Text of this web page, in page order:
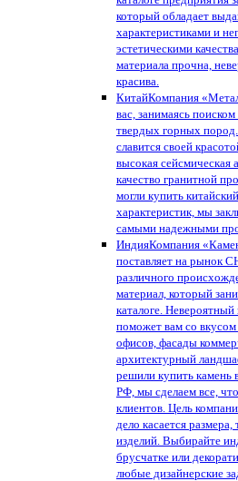
который обладает
характеристиками и
эстетическими
материала прочна,
красива.
КитайКомпания
вас, занимаясь
твердых горных
славится своей
высокая сейсмическая
качество гранитной
могли купить
характеристик, мы
самыми надежными
ИндияКомпания
поставляет на рынок
различного
материал, который
каталоге.
поможет вам со
офисов, фасады
архитектурный
решили купить камень
РФ, мы сделаем все,
клиентов. Цель
дело касается
изделий. Выбирайте
брусчатке или
любые дизайнерские